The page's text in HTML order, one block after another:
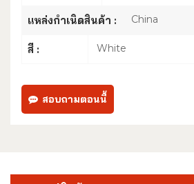
แหล่งกำเนิดสินค้า : China
สี : White
สอบถามตอนนี้